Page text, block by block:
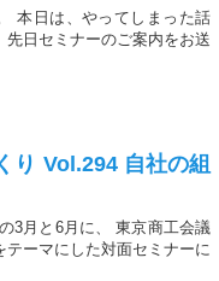
本日は、やってしまった話
日セミナーのご案内をお送
り Vol.294 自社の組
3月と6月に、 東京商工会議
ーマにした対面セミナーに